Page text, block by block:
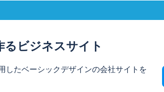
ビジネスサイト
したベーシックデザインの会社サイトを